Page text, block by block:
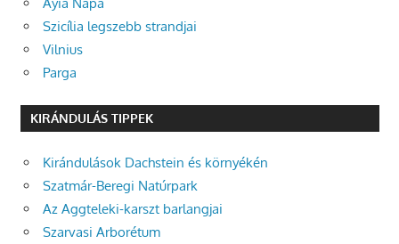
Szicília legszebb strandjai
Vilnius
Parga
KIRÁNDULÁS TIPPEK
Kirándulások Dachstein és környékén
Szatmár-Beregi Natúrpark
Az Aggteleki-karszt barlangjai
Szarvasi Arborétum